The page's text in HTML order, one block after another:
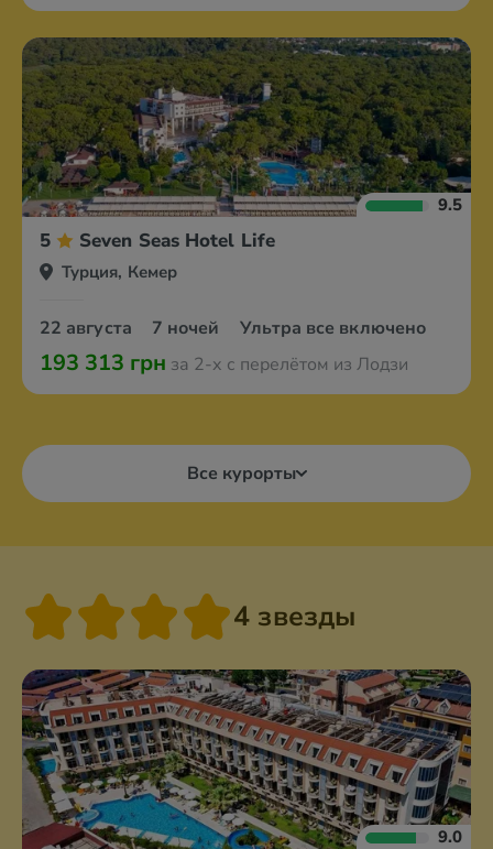
9.5
5 Seven Seas Hotel Life
Турция, Кемер
22 августа 7 ночей Ультра все включено
193 313 грн за 2-х с перелётом из Лодзи
Все курорты
4 звезды
9.0